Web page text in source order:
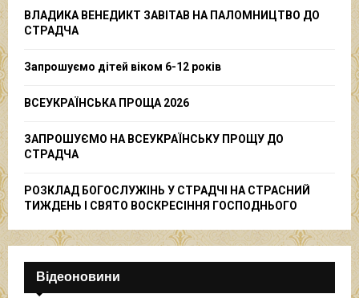
r
ВЛАДИКА ВЕНЕДИКТ ЗАВІТАВ НА ПАЛОМНИЦТВО ДО
СТРАДЧА
Запрошуємо дітей віком 6-12 років
ВСЕУКРАЇНСЬКА ПРОЩА 2026
ЗАПРОШУЄМО НА ВСЕУКРАЇНСЬКУ ПРОЩУ ДО
СТРАДЧА
РОЗКЛАД БОГОСЛУЖІНЬ У СТРАДЧІ НА СТРАСНИЙ
ТИЖДЕНЬ І СВЯТО ВОСКРЕСІННЯ ГОСПОДНЬОГО
Відеоновини